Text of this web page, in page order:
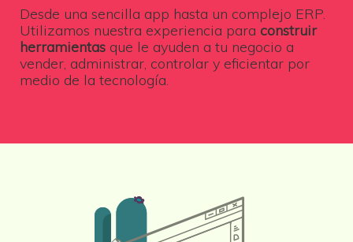
Desde una sencilla app hasta un complejo ERP.
Utilizamos nuestra experiencia para construir
herramientas que le ayuden a tu negocio a
vender, administrar, controlar y eficientar por
medio de la tecnología.